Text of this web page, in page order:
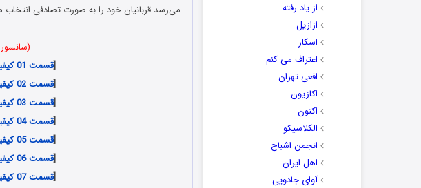
از یاد رفته
ازازیل
اسکار
اعتراف می کنم
افعی تهران
اکازیون
اکنون
الکلاسیکو
انجمن اشباح
اهل ایران
آوای جادویی
می‌رسد قربانیان خود را به صورت تصادفی
[قسمت 01 کیفیت 1080p
[قسمت 02 کیفیت 1080p
[قسمت 03 کیفیت 1080p
[قسمت 04 کیفیت 1080p
[قسمت 05 کیفیت 1080p
[قسمت 06 کیفیت 1080p
[قسمت 07 کیفیت 1080p